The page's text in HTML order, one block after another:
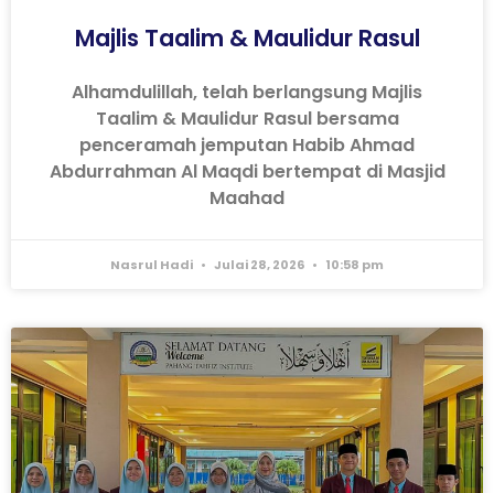
Majlis Taalim & Maulidur Rasul
Alhamdulillah, telah berlangsung Majlis
Taalim & Maulidur Rasul bersama
penceramah jemputan Habib Ahmad
Abdurrahman Al Maqdi bertempat di Masjid
Maahad
Nasrul Hadi Julai 28, 2026 10:58 pm